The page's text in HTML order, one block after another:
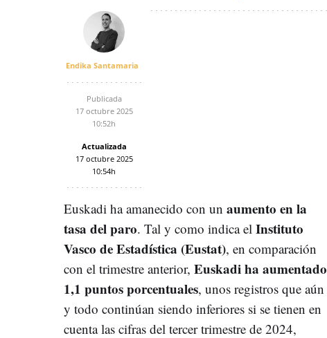
Endika Santamaria
Publicada
17 octubre 2025
10:52h
Actualizada
17 octubre 2025
10:54h
Euskadi ha amanecido con un aumento en la
tasa del paro. Tal y como indicael Instituto
Vasco de Estadística (Eustat), en comparación
con el trimestre anterior, Euskadi ha aumentado
1,1 puntos porcentuales, unos registros que aún
y todo continúan siendo inferiores si se tienen en
cuenta las cifras del tercer trimestre de 2024,